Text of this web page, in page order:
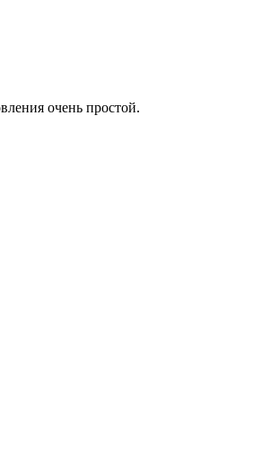
очень простой.